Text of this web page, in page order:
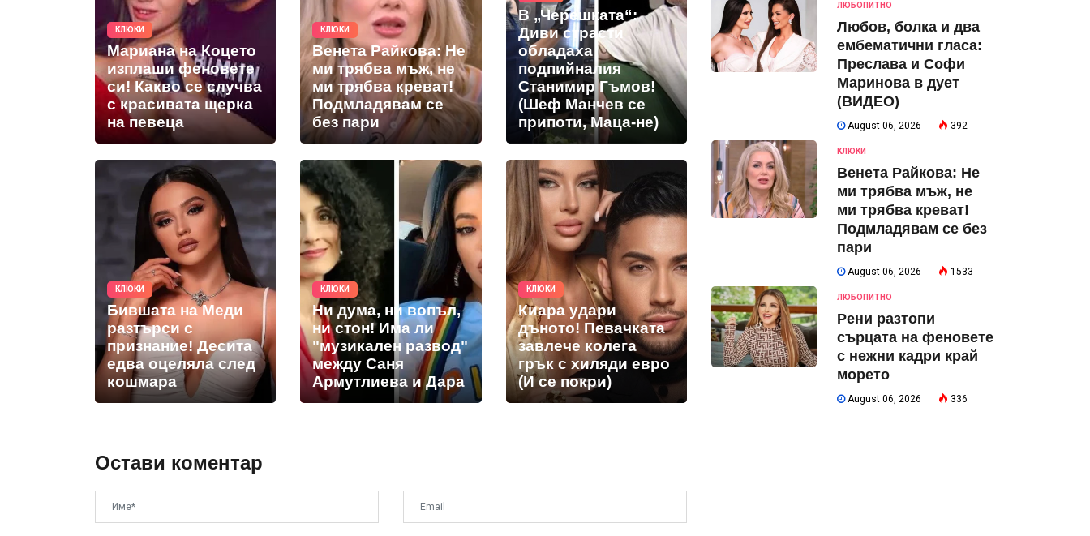
КЛЮКИ
Мариана на Коцето
изплаши феновете
си! Какво се случва
с красивата щерка
на певеца
КЛЮКИ
Венета Райкова: Не
ми трябва мъж, не
ми трябва креват!
Подмладявам се
без пари
В „Черешката“:
Диви страсти
обладаха
подпийналия
Станимир Гъмов!
(Шеф Манчев се
припоти, Маца-не)
КЛЮКИ
Бившата на Меди
разтърси с
признание! Десита
едва оцеляла след
кошмара
КЛЮКИ
Ни дума, ни вопъл,
ни стон! Има ли
"музикален развод"
между Саня
Армутлиева и Дара
КЛЮКИ
Киара удари
дъното! Певачката
завлече колега
грък с хиляди евро
(И се покри)
Остави коментар
ЛЮБОПИТНО
Любов, болка и два
ембематични гласа:
Преслава и Софи
Маринова в дует
(ВИДЕО)
August 06, 2026 392
КЛЮКИ
Венета Райкова: Не
ми трябва мъж, не
ми трябва креват!
Подмладявам се без
пари
August 06, 2026 1533
ЛЮБОПИТНО
Рени разтопи
сърцата на феновете
с нежни кадри край
морето
August 06, 2026 336